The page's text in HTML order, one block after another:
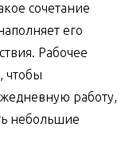
сочетание
его
Рабочее
чтобы
работу,
небольшие